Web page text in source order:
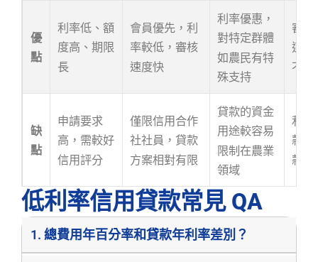
優
點
利率低、額
度高、期限
長
會員優先，利
率較低，審核
速度快
利率優惠，
對特定群體
如農民有特
殊支持
審核
適合
不佳
缺
點
申請要求
高，需較好
信用評分
僅限信用合作
社社員，貸款
方案相對有限
貸款的資金
用途較容易
限制在農業
領域
利率
款期
款額
低利率信用貸款常見 QA
1. 總費用年百分率和貸款年利率差別？